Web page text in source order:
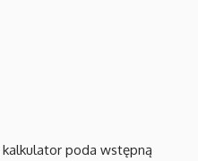
kalkulator poda wstępną